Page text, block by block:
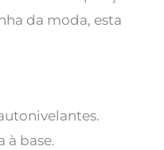
da moda, esta
à base.